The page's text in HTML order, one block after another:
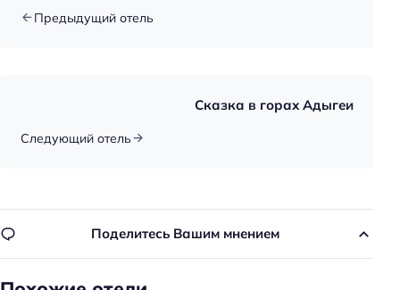
Предыдущий отель
Сказка в горах Адыгеи
Следующий отель
Поделитесь Вашим мнением